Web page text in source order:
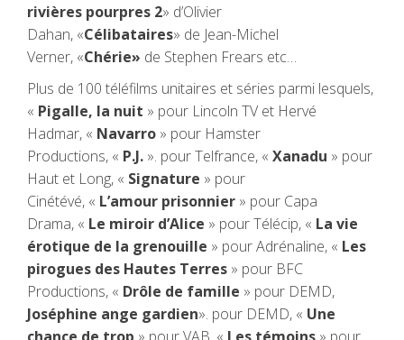
rivières pourpres 2» d’Olivier
Dahan, «Célibataires» de Jean-Michel
Verner, «Chérie» de Stephen Frears etc…
Plus de 100 téléfilms unitaires et séries parmi lesquels,
« Pigalle, la nuit » pour Lincoln TV et Hervé
Hadmar, « Navarro » pour Hamster
Productions, « P.J. ». pour Telfrance, « Xanadu » pour
Haut et Long, « Signature » pour
Cinétévé, « L’amour prisonnier » pour Capa
Drama, « Le miroir d’Alice » pour Télécip, « La vie
érotique de la grenouille » pour Adrénaline, « Les
pirogues des Hautes Terres » pour BFC
Productions, « Drôle de famille » pour DEMD,
Joséphine ange gardien». pour DEMD, « Une